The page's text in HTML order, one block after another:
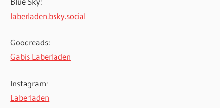
laberladen.bsky.social
Goodreads:
Gabis Laberladen
Instagram:
Laberladen